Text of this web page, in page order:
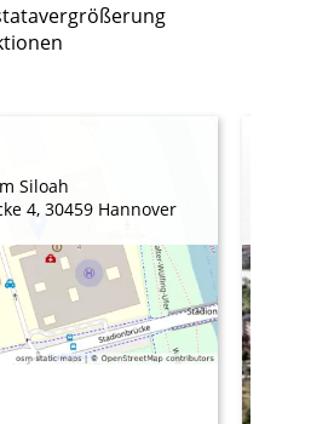
Siloah
4, 30459 Hannover